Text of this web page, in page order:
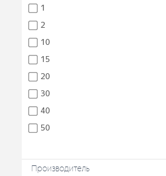
1
2
10
15
20
30
40
50
Производитель